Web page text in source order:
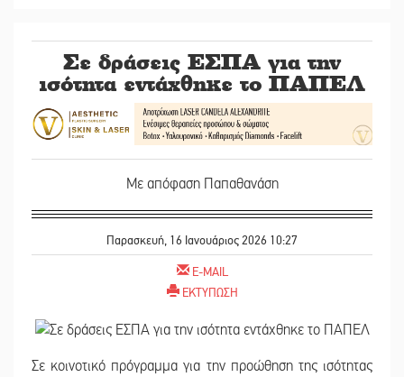
Σε δράσεις ΕΣΠΑ για την
ισότητα εντάχθηκε το ΠΑΠΕΛ
Με απόφαση Παπαθανάση
Παρασκευή, 16 Ιανουάριος 2026 10:27
E-MAIL
ΕΚΤΥΠΩΣΗ
Σε κοινοτικό πρόγραμμα για την προώθηση της ισότητας